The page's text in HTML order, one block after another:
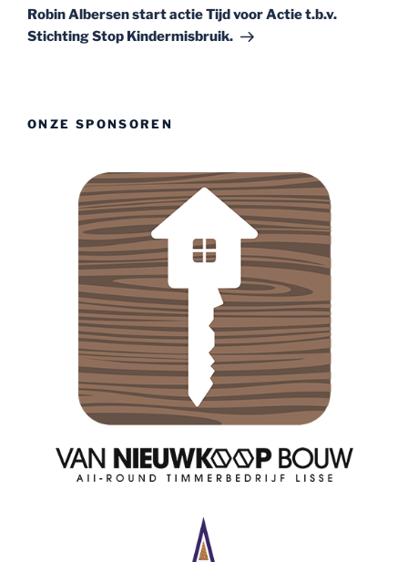
bericht
Robin Albersen start actie Tijd voor Actie t.b.v.
Stichting Stop Kindermisbruik.
ONZE SPONSOREN